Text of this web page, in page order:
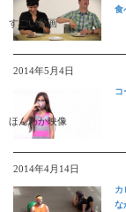
すごい動画
食
2014年5月4日
ほんわか映像
コ
2014年4月14日
カ
な